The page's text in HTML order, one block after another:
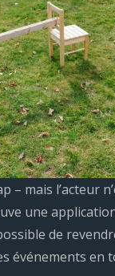
– mais l’acteur
une
de
événements en